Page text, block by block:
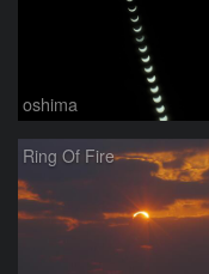
oshima
Ring Of Fire